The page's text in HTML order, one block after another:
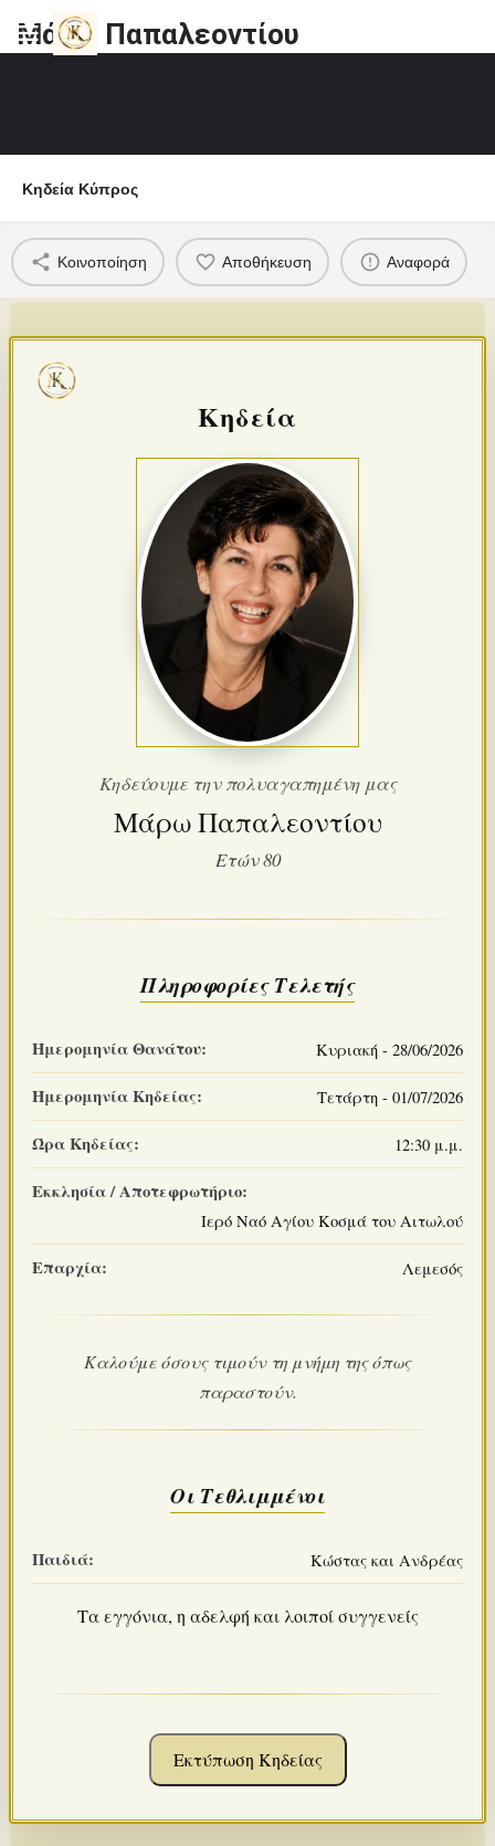
Μάρω Παπαλεoντίου
Κηδεία Κύπρος
Κοινοποίηση Αποθήκευση Αναφορά
Κηδεία
Κηδεύουμε την πολυαγαπημένη μας
Μάρω Παπαλεoντίου
Ετών 80
Πληροφορίες Τελετής
Ημερομηνία Θανάτου: Κυριακή - 28/06/2026
Ημερομηνία Κηδείας: Τετάρτη - 01/07/2026
Ώρα Κηδείας: 12:30 μ.μ.
Εκκλησία / Αποτεφρωτήριο:
Ιερό Ναό Αγίου Κοσμά του Αιτωλού
Επαρχία: Λεμεσός
Καλούμε όσους τιμούν τη μνήμη της όπως
παραστούν.
Οι Τεθλιμμένοι
Παιδιά: Κώστας και Ανδρέας
Τα εγγόνια, η αδελφή και λοιποί συγγενείς
Εκτύπωση Κηδείας